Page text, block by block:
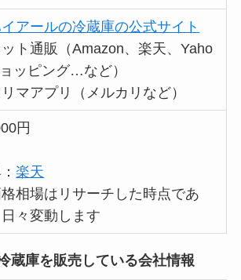
アールの冷蔵庫の公式サイト
ット通販（Amazon、楽天、Yaho
ッピング…など）
リマアプリ（メルカリなど）
円
楽天
相場はリサーチした時点であ
日々変動します
蔵庫を販売している会社情報